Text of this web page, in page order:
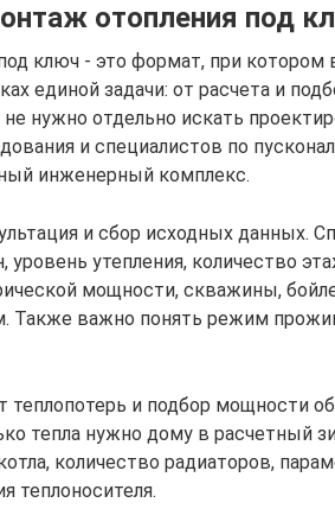
отопления под
ключ - это формат, при котором
единой задачи: от расчета и
не нужно отдельно искать
и специалистов по
инженерный комплекс.
и сбор исходных данных.
уровень утепления, количество
мощности, скважины,
Также важно понять режим
теплопотерь и подбор мощности
тепла нужно дому в расчетный
количество радиаторов,
теплоносителя.